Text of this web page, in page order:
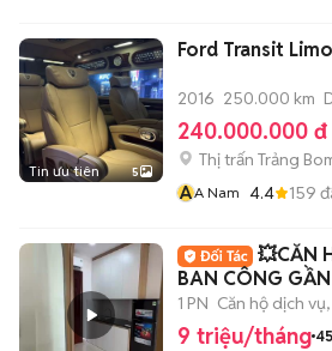
Tin ưu tiên 5
Ford Transit
2016 250.000 km
240.000.000 đ
Thị trấn Trảng
AA Nam 4.4 159
💥CĂN
BAN CÔNG
CS2 -FULL NT
1 PN Căn hộ dịch
9 triệu/tháng